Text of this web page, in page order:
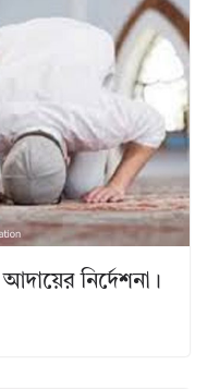
আদায়ের নির্দেশনা।